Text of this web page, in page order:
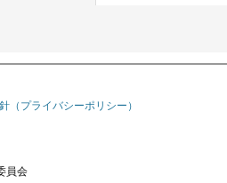
（プライバシーポリシー）
員会